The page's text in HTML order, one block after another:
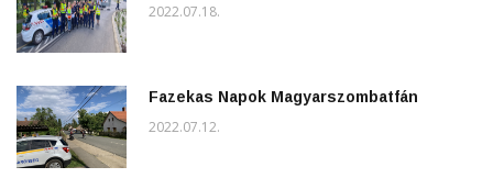
2022.07.18.
Fazekas Napok Magyarszombatfán
2022.07.12.